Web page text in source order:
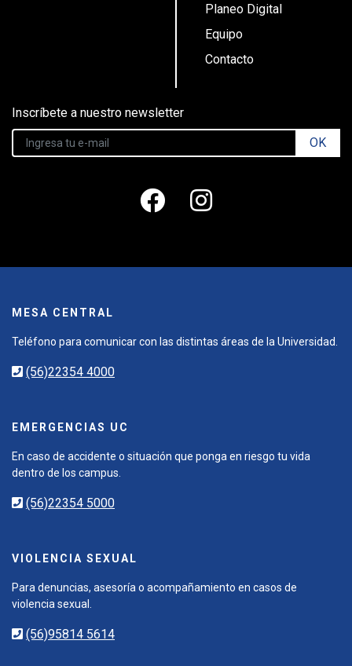
Planeo Digital
Equipo
Contacto
Inscríbete a nuestro newsletter
OK
MESA CENTRAL
Teléfono para comunicar con las distintas áreas de la Universidad.
(56)22354 4000
EMERGENCIAS UC
En caso de accidente o situación que ponga en riesgo tu vida
dentro de los campus.
(56)22354 5000
VIOLENCIA SEXUAL
Para denuncias, asesoría o acompañamiento en casos de
violencia sexual.
(56)95814 5614